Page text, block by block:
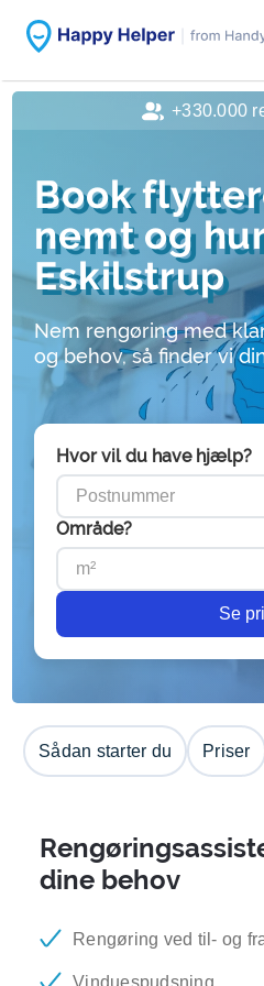
Book
nemt og
Eskilstrup
Nem rengøring med
og behov, så finder vi
Hvor vil du have hjælp?
Område?
Se
Sådan starter du Priser
dine behov
Rengøring ved til- og
Vinduespudsning
+330.000